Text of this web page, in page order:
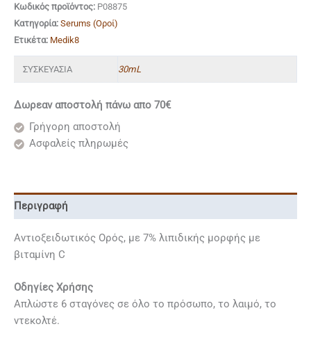
Κωδικός προϊόντος: P08875
Κατηγορία: Serums (Οροί)
Ετικέτα: Medik8
ΣΥΣΚΕΥΑΣΙΑ 30mL
Δωρεαν αποστολή πάνω απο 70€
Γρήγορη αποστολή
Ασφαλείς πληρωμές
Περιγραφή
Αντιοξειδωτικός Ορός, με 7% λιπιδικής μορφής με
βιταμίνη C
Οδηγίες Χρήσης
Απλώστε 6 σταγόνες σε όλο το πρόσωπο, το λαιμό, το
ντεκολτέ.